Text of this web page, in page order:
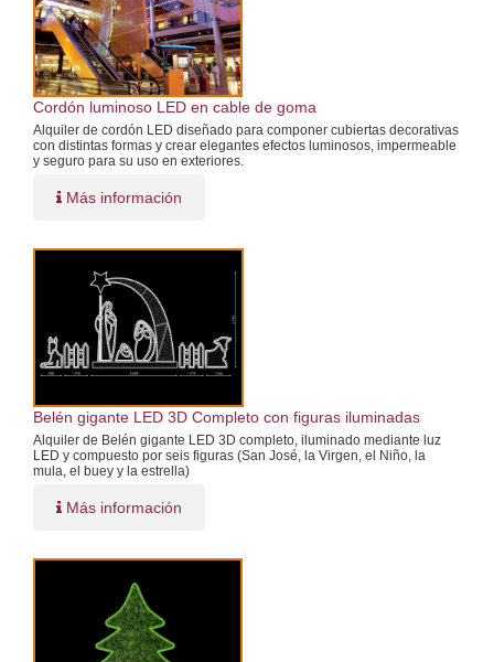
Cordón luminoso LED en cable de goma
Alquiler de cordón LED diseñado para componer cubiertas decorativas
con distintas formas y crear elegantes efectos luminosos, impermeable
y seguro para su uso en exteriores.
Más información
Belén gigante LED 3D Completo con figuras iluminadas
Alquiler de Belén gigante LED 3D completo, iluminado mediante luz
LED y compuesto por seis figuras (San José, la Virgen, el Niño, la
mula, el buey y la estrella)
Más información